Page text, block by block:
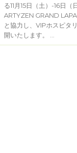
る11月15日（土）-16日（
ARTYZEN GRAND
と協力し、VIPホスピタ
開いたします。 …